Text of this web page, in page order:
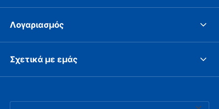
Λογαριασμός
Σχετικά με εμάς